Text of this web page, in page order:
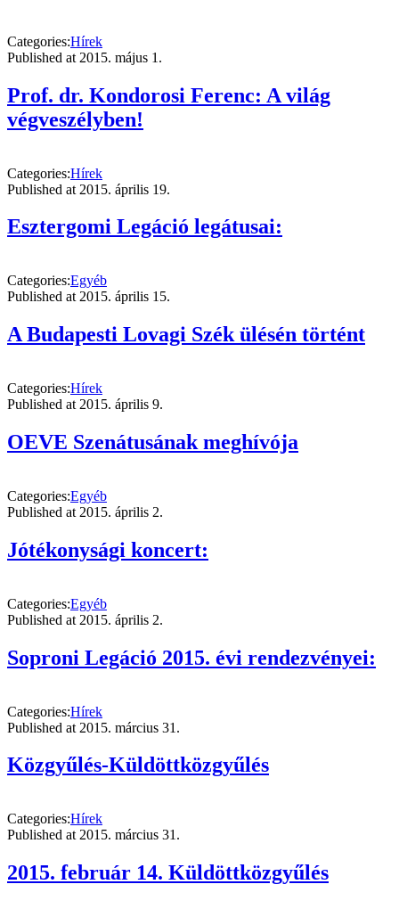
Categories:Hírek
Published at 2015. május 1.
Prof. dr. Kondorosi Ferenc: A világ
végveszélyben!
Categories:Hírek
Published at 2015. április 19.
Esztergomi Legáció legátusai:
Categories:Egyéb
Published at 2015. április 15.
A Budapesti Lovagi Szék ülésén történt
Categories:Hírek
Published at 2015. április 9.
OEVE Szenátusának meghívója
Categories:Egyéb
Published at 2015. április 2.
Jótékonysági koncert:
Categories:Egyéb
Published at 2015. április 2.
Soproni Legáció 2015. évi rendezvényei:
Categories:Hírek
Published at 2015. március 31.
Közgyűlés-Küldöttközgyűlés
Categories:Hírek
Published at 2015. március 31.
2015. február 14. Küldöttközgyűlés